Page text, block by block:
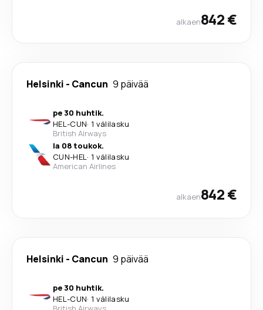
alkaen842 €
Helsinki - Cancun 9 päivää
pe 30 huhtik.
HEL-CUN· 1 välilasku
British Airways
la 08 toukok.
CUN-HEL· 1 välilasku
American Airlines
alkaen842 €
Helsinki - Cancun 9 päivää
pe 30 huhtik.
HEL-CUN· 1 välilasku